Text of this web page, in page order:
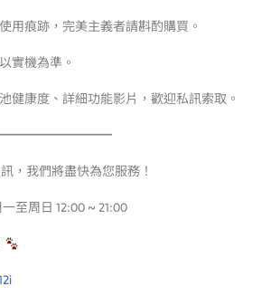
用痕跡，完美主義者請斟酌購買。
實機為準。
健康度、詳細功能影片，歡迎私訊索取。
，我們將盡快為您服務！
至周日 12:00 ~ 21:00